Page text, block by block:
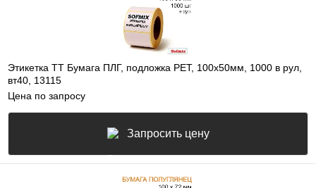
Этикетка ТТ Бумага ПЛГ, подложка РЕТ, 100х50мм, 1000 в рул,
вт40, 13115
Цена по запросу
Запросить цену